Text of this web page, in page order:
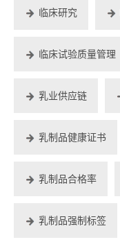
临床研究
临床试验质量管理
乳业供应链
乳制品健康证书
乳制品合格率
乳制品强制标签